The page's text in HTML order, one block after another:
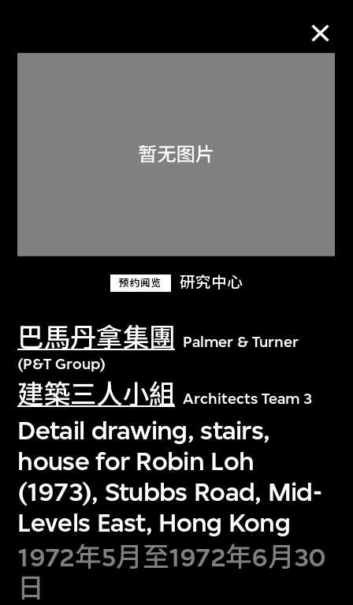
预约阅览 研究中心
巴馬丹拿集團
Palmer & Turner
(P&T Group)
建築三人小組 Architects Team 3
Detail drawing, stairs,
house for Robin Loh
(1973), Stubbs Road, Mid-
Levels East, Hong Kong
1972年5月至1972年6月30
日
关于M+藏品
探索世界顶级的二十及二十一世纪视觉
文化藏品。